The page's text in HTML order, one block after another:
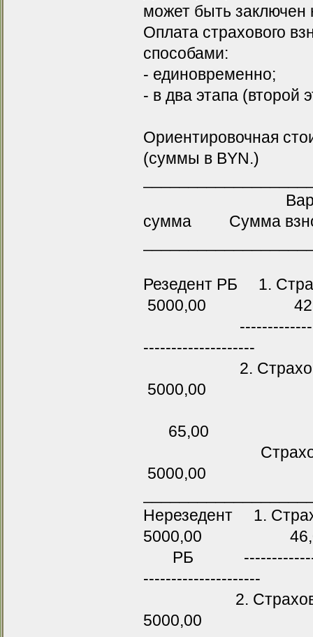
может быть заключен
Оплата страхового
способами:
- единовременно;
- в два этапа (второй
Ориентировочная
(суммы в BYN.)
Вариант
сумма Сумма
Резедент РБ 1.
5000,00
--------------------
2.
5000,00
65,00
5000,00
Нерезедент 1.
5000,00
РБ
---------------------
2.
5000,00